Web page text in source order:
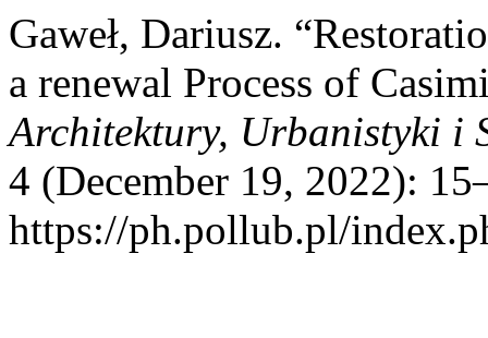
Gaweł, Dariusz.
a renewal Process of
Architektury, Urbanistyki i
4 (December 19, 2022):
https://ph.pollub.pl/